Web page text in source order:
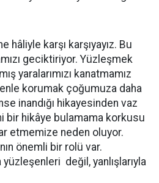
karşı karşıyayız. Bu
geciktiriyor. Yüzleşmek
yaralarımızı kanatmamız
korumak çoğumuza daha
inandığı hikayesinden vaz
bir hikâye bulamama korkusu
etmemize neden oluyor.
önemli bir rolü var.
değil, yanlışlarıyla